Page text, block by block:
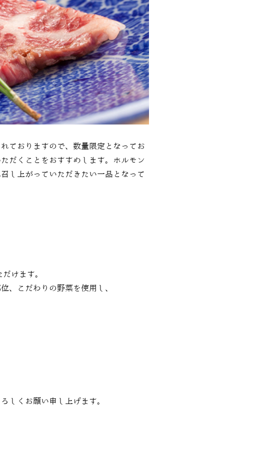
ておりますので、数量限定となってお
だくことをおすすめします。ホルモン
し上がっていただきたい一品となって
けます。
、こだわりの野菜を使用し、
しくお願い申し上げます。